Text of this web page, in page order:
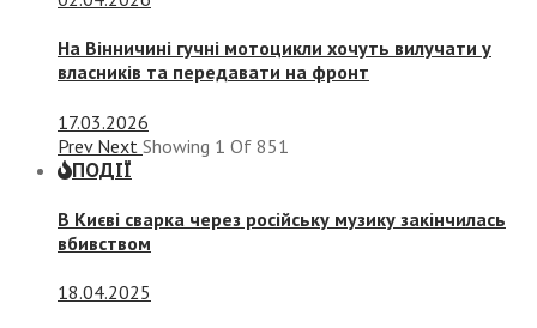
На Вінничині гучні мотоцикли хочуть вилучати у
власників та передавати на фронт
17.03.2026
Prev Next Showing 1 Of 851
ПОДІЇ
В Києві сварка через російську музику закінчилась
вбивством
18.04.2025